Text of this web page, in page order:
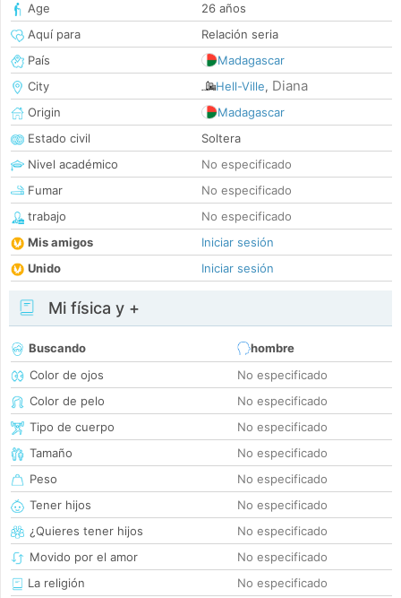
Age
26 años
Aquí para
Relación seria
País
Madagascar
City
Hell-Ville, Diana
Origin
Madagascar
Estado civil
Soltera
Nivel académico
No especificado
Fumar
No especificado
trabajo
No especificado
Mis amigos
Iniciar sesión
Unido
Iniciar sesión
Mi física y +
Buscando
hombre
Color de ojos
No especificado
Color de pelo
No especificado
Tipo de cuerpo
No especificado
Tamaño
No especificado
Peso
No especificado
Tener hijos
No especificado
¿Quieres tener hijos
No especificado
Movido por el amor
No especificado
La religión
No especificado